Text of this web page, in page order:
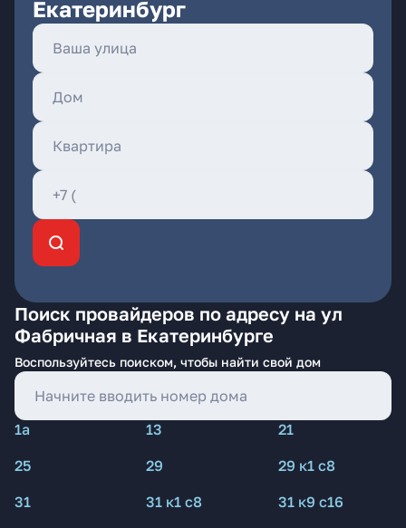
Екатеринбург
Поиск провайдеров по адресу на ул
Фабричная в Екатеринбурге
Воспользуйтесь поиском, чтобы найти свой дом
1а 13
21
25
29
29 к1 с8
31
31 к1 с8
31 к9 с16